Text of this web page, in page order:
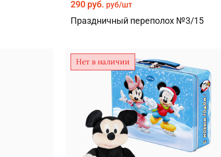
290 руб. руб/шт
Праздничный переполох №3/15
Нет в наличии